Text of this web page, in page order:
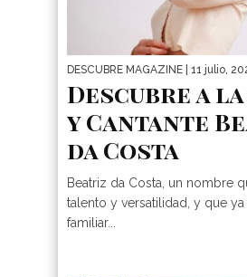
DESCUBRE MAGAZINE | 11 julio,
Descubre a
y Cantante
da Costa
Beatriz da Costa, un nombre
talento y versatilidad, y que
familiar...